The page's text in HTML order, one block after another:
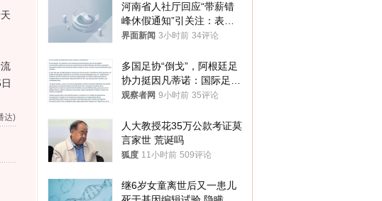
达)
河南省人社厅回应“带薪错
峰休假通知”引关注：表述
不够准确，待修改后印发
界面新闻 3小时前 34评论
多国足协“倒戈”，阿根廷足
协力挺因凡蒂诺：国际足联
今后应继续在其领导下前行
观察者网 9小时前 35评论
人大教授花35万公款考证莫
言家世 荒诞吗
狐度 11小时前 509评论
继6岁女童离世后又一患儿